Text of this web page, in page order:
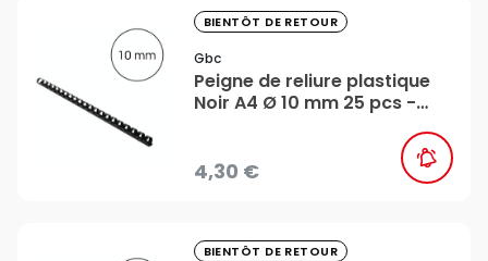
BIENTÔT DE RETOUR
Gbc
Peigne de reliure plastique
Noir A4 Ø 10 mm 25 pcs -
4,30 €
BIENTÔT DE RETOUR